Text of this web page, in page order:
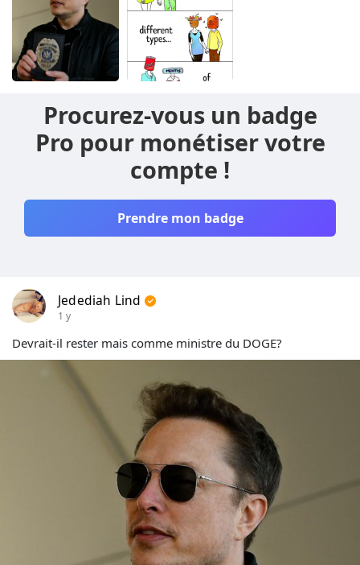
Procurez-vous un badge
Pro pour monétiser votre
compte !
Prendre mon badge
Jedediah Lind
1 y
Devrait-il rester mais comme ministre du DOGE?